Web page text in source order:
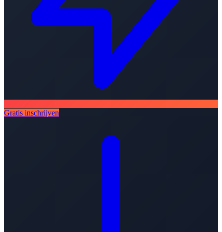
Gratis inschrijven